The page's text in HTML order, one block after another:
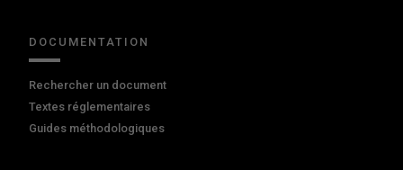
DOCUMENTATION
Rechercher un document
Textes réglementaires
Guides méthodologiques